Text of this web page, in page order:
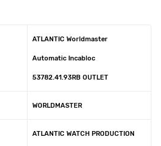
ATLANTIC Worldmaster
Automatic Incabloc
53782.41.93RB OUTLET
WORLDMASTER
ATLANTIC WATCH PRODUCTION